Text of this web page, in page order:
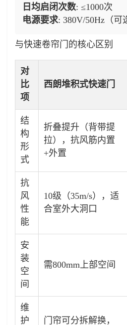
日均启闭次数: ≤1000次
电源要求: 380V/50Hz（可
与快速卷帘门的核心区别
对
比
项
西朗堆积式快速门
结
构
形
式
折叠提升（背带提
拉），抗风筋内置
+外置
抗
风
性
能
10级（35m/s），适
合室外大洞口
安
装
空
间
需800mm上部空间
维
护
门帘可分拆解换，